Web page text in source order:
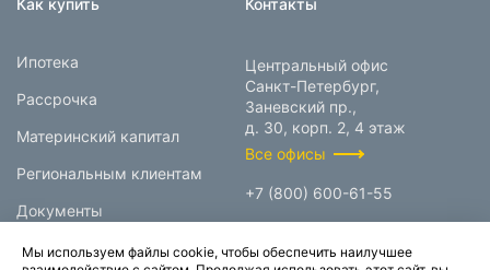
Как купить
Ипотека
Рассрочка
Материнский капитал
Региональным клиентам
Документы
Контакты
Центральный офис
Санкт-Петербург,
Заневский пр.,
д. 30, корп. 2, 4 этаж
Все офисы
+7 (800) 600-61-55
Мы используем файлы cookie, чтобы обеспечить наилучшее